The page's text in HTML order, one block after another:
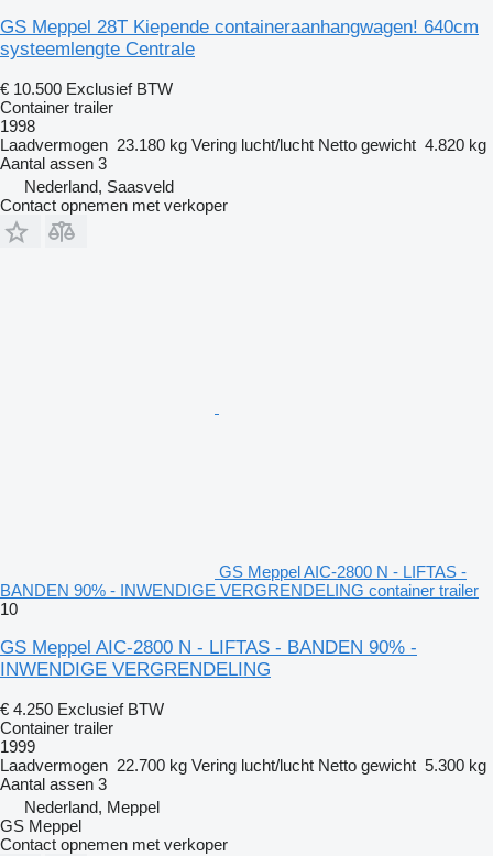
GS Meppel 28T Kiepende containeraanhangwagen! 640cm
systeemlengte Centrale
€ 10.500 Exclusief BTW
Container trailer
1998
Laadvermogen 23.180 kg Vering lucht/lucht Netto gewicht 4.820 kg
Aantal assen 3
Nederland, Saasveld
Contact opnemen met verkoper
GS Meppel AIC-2800 N - LIFTAS -
BANDEN 90% - INWENDIGE VERGRENDELING container trailer
10
GS Meppel AIC-2800 N - LIFTAS - BANDEN 90% -
INWENDIGE VERGRENDELING
€ 4.250 Exclusief BTW
Container trailer
1999
Laadvermogen 22.700 kg Vering lucht/lucht Netto gewicht 5.300 kg
Aantal assen 3
Nederland, Meppel
GS Meppel
Contact opnemen met verkoper